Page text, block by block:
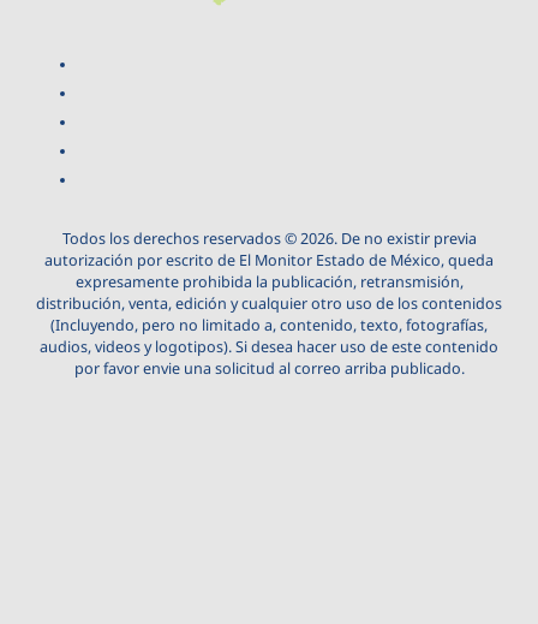
Todos los derechos reservados © 2026. De no existir previa
autorización por escrito de El Monitor Estado de México, queda
expresamente prohibida la publicación, retransmisión,
distribución, venta, edición y cualquier otro uso de los contenidos
(Incluyendo, pero no limitado a, contenido, texto, fotografías,
audios, videos y logotipos). Si desea hacer uso de este contenido
por favor envie una solicitud al correo arriba publicado.